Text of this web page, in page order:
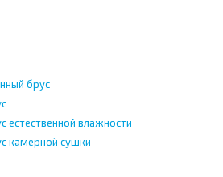
брус
естественной влажности
камерной сушки